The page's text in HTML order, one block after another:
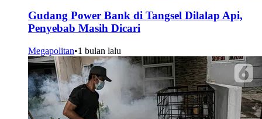
Gudang Power Bank di Tangsel Dilalap Api,
Penyebab Masih Dicari
Megapolitan•1 bulan lalu